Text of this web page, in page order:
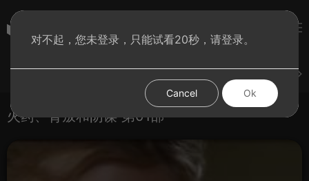
火药、背叛和阴谋 第01部
对不起，您未登录，只能试看20秒，请登录。
Cancel Ok